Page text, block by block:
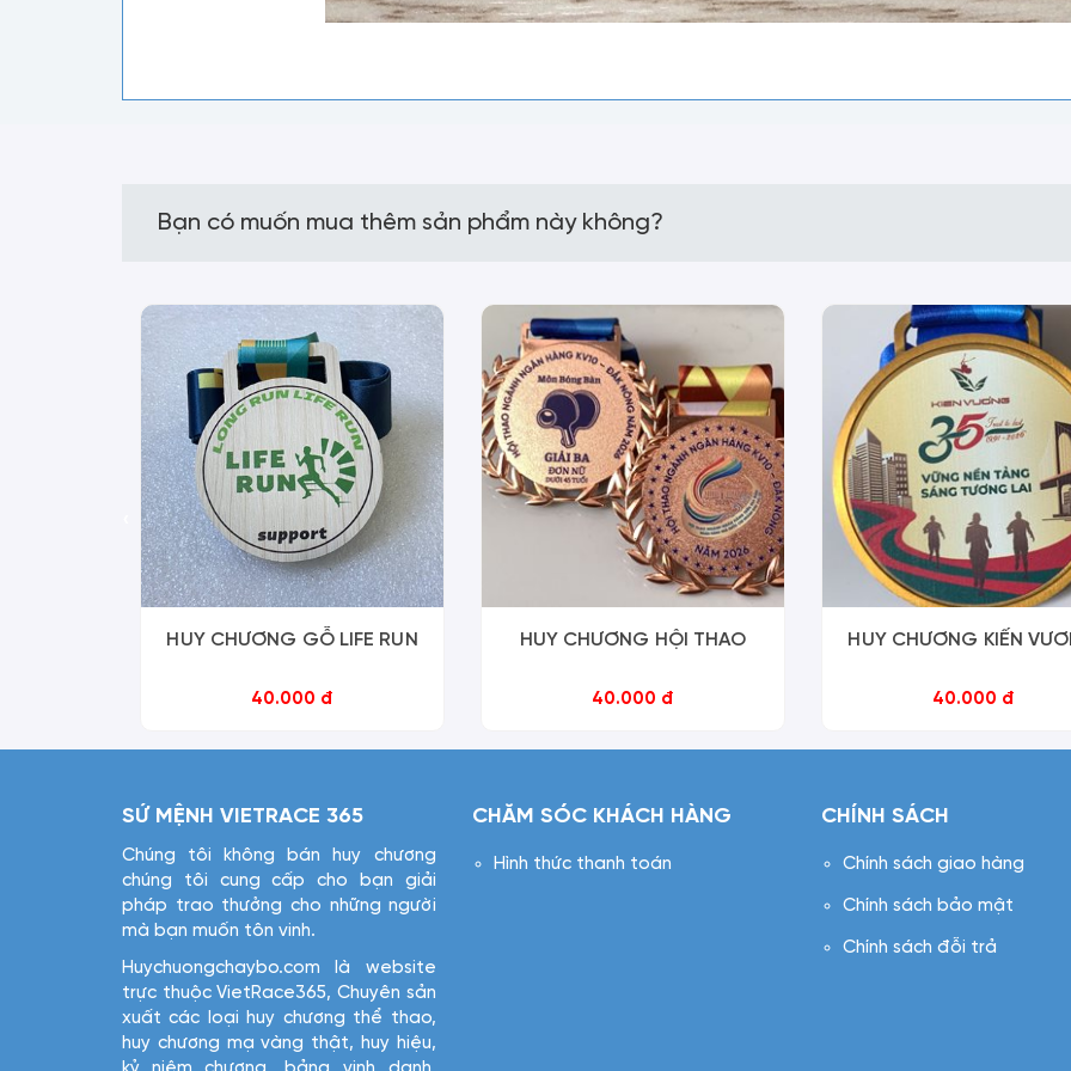
Bạn có muốn mua thêm sản phẩm này không?
HUY CHƯƠNG GỖ LIFE RUN
40.000 đ
HUY CHƯƠNG HỘI THAO
40.000 đ
HUY CHƯƠNG KIẾN
40.000 đ
SỨ MỆNH VIETRACE 365
Chúng tôi không bán huy chương
chúng tôi cung cấp cho bạn giải
pháp trao thưởng cho những người
mà bạn muốn tôn vinh.
Huychuongchaybo.com là website
trực thuộc VietRace365, Chuyên sản
xuất các loại huy chương thể thao,
huy chương mạ vàng thật, huy hiệu,
CHĂM SÓC KHÁCH HÀNG
Hình thức thanh toán
CHÍNH SÁCH
Chính sách giao hàng
Chính sách bảo mật
Chính sách đỗi trả